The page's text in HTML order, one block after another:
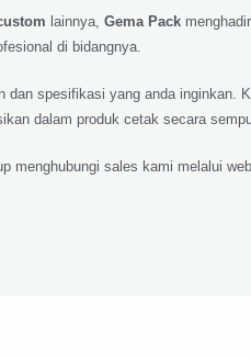
lainnya, Gema Pack
di bidangnya.
spesifikasi yang anda inginkan.
dalam produk cetak secara
menghubungi sales kami melalui